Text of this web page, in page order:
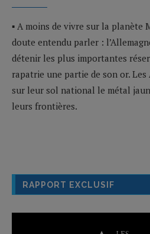
▪ A moins de vivre sur la planète
doute entendu parler :
détenir les plus importantes
rapatrie une partie de son or.
sur leur sol national le métal
leurs frontières.
RAPPORT EXCLUSIF